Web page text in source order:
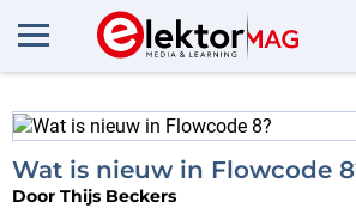
Meer over
Wat is nieuw in Flowcode
Door Thijs Beckers